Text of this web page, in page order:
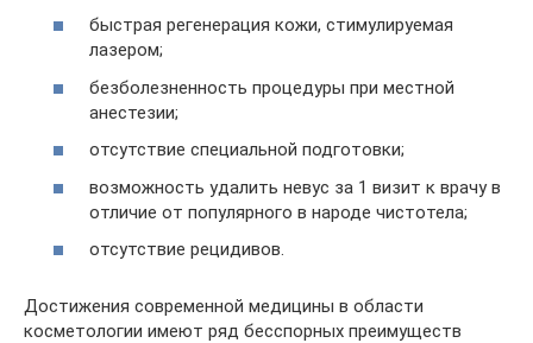
быстрая регенерация кожи, стимулируемая
лазером;
безболезненность процедуры при местной
анестезии;
отсутствие специальной подготовки;
возможность удалить невус за 1 визит к врачу в
отличие от популярного в народе чистотела;
отсутствие рецидивов.
Достижения современной медицины в области
косметологии имеют ряд бесспорных преимуществ